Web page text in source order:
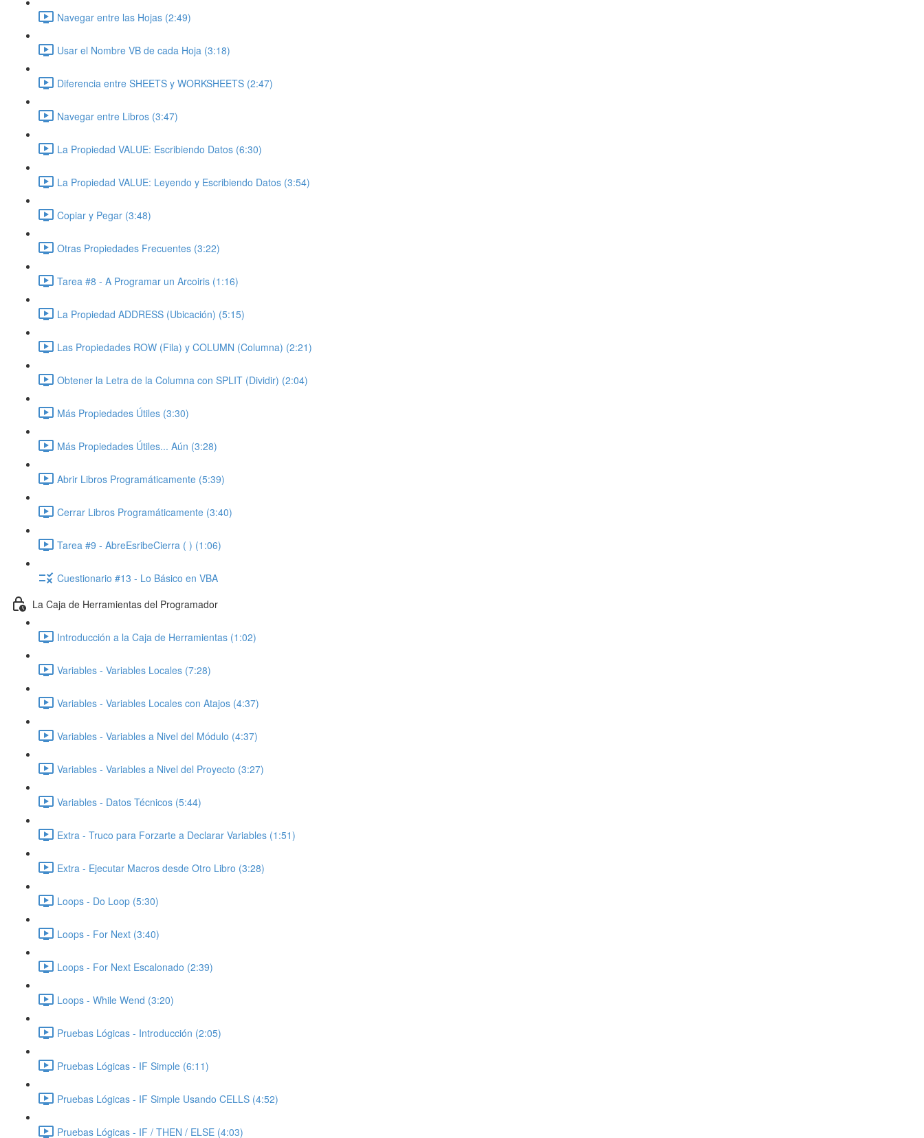
Navegar entre las Hojas (2:49)
Usar el Nombre VB de cada Hoja (3:18)
Diferencia entre SHEETS y WORKSHEETS (2:47)
Navegar entre Libros (3:47)
La Propiedad VALUE: Escribiendo Datos (6:30)
La Propiedad VALUE: Leyendo y Escribiendo Datos (3:54)
Copiar y Pegar (3:48)
Otras Propiedades Frecuentes (3:22)
Tarea #8 - A Programar un Arcoiris (1:16)
La Propiedad ADDRESS (Ubicación) (5:15)
Las Propiedades ROW (Fila) y COLUMN (Columna) (2:21)
Obtener la Letra de la Columna con SPLIT (Dividir) (2:04)
Más Propiedades Útiles (3:30)
Más Propiedades Útiles... Aún (3:28)
Abrir Libros Programáticamente (5:39)
Cerrar Libros Programáticamente (3:40)
Tarea #9 - AbreEsribeCierra ( ) (1:06)
Cuestionario #13 - Lo Básico en VBA
La Caja de Herramientas del Programador
Introducción a la Caja de Herramientas (1:02)
Variables - Variables Locales (7:28)
Variables - Variables Locales con Atajos (4:37)
Variables - Variables a Nivel del Módulo (4:37)
Variables - Variables a Nivel del Proyecto (3:27)
Variables - Datos Técnicos (5:44)
Extra - Truco para Forzarte a Declarar Variables (1:51)
Extra - Ejecutar Macros desde Otro Libro (3:28)
Loops - Do Loop (5:30)
Loops - For Next (3:40)
Loops - For Next Escalonado (2:39)
Loops - While Wend (3:20)
Pruebas Lógicas - Introducción (2:05)
Pruebas Lógicas - IF Simple (6:11)
Pruebas Lógicas - IF Simple Usando CELLS (4:52)
Pruebas Lógicas - IF / THEN / ELSE (4:03)